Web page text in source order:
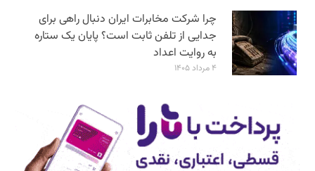
چرا شرکت مخابرات ایران دنبال راهی برای
جدایی از تلفن ثابت است؟ پایان یک ستاره
به روایت اعداد
۴ مرداد ۱۴۰۵